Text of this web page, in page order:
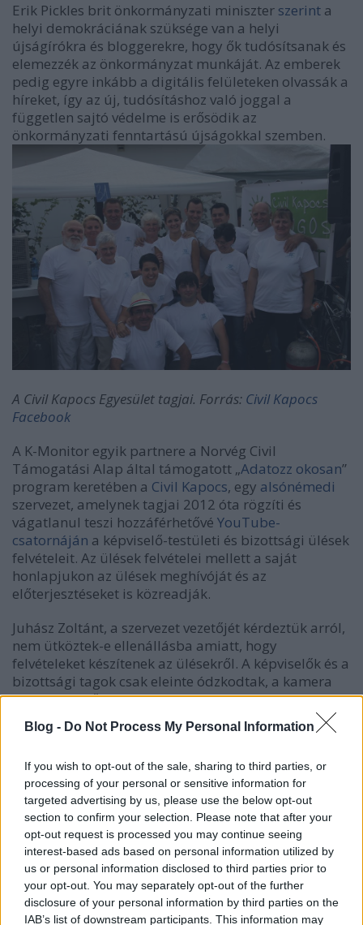
Blog - Do Not Process My Personal Information
If you wish to opt-out of the sale, sharing to third parties, or
processing of your personal or sensitive information for
targeted advertising by us, please use the below opt-out
section to confirm your selection. Please note that after your
opt-out request is processed you may continue seeing
interest-based ads based on personal information utilized by
us or personal information disclosed to third parties prior to
your opt-out. You may separately opt-out of the further
disclosure of your personal information by third parties on the
IAB’s list of downstream participants. This information may
Erik Pickles brit önkormányzati miniszter szerint a
helyi demokráciának szüksége van a helyi
újságírókra és bloggerekre, hogy ők tudósítsanak és
elemezzék az önkormányzat munkáját. Az emberek
pedig egyre inkább a digitális felületeken olvassák a
híreket, így az új, tudósításhoz való joggal a
független sajtó védelme is erősödik az
önkormányzati fenntartású újságokkal szemben.
A Civil Kapocs Egyesület tagjai. Forrás: Civil Kapocs
Facebook
A K-Monitor egyik partnere a Norvég Civil
Támogatási Alap által támogatott „Adatozz okosan”
program keretében a Civil Kapocs, egy alsónémedi
szervezet, amelynek tagjai 2012 óta rögzíti és
vágatlanul teszi hozzáférhetővé YouTube-
csatornáján a képviselő-testületi és bizottsági ülések
felvételeit. Az ülések felvételei mellett a saját
honlapjukon az ülések meghívóját és az
előterjesztéseket is közreadják.
Juhász Zoltánt, a szervezet vezetőjét kérdeztük arról,
nem ütköztek-e ellenállásba amiatt, hogy
felvételeket készítenek az ülésekről. A képviselők és a
bizottsági tagok csak eleinte ódzkodtak, a kamera
jelenléte később teljesen természetessé vált. Az
1990-ben érvénybe lépett önkormányzati törvény
világosanleírja, hogy a kép- és hangfelvétel
nyilvánosság megteremtéséhez. Juhász szerint ma
már senki nem kérdőjelezi meg, hogy a
munkájuknak pozitív hatása van, és összességében
az önkormányzatban dolgozóknak is hasznos, mert
a felvételeket fel lehet használni például az
ellentmondások tisztázásánál.
Alsónémedi egy körülbelülötezerlakosú
nagyközség Pest megyében, itt már annyira